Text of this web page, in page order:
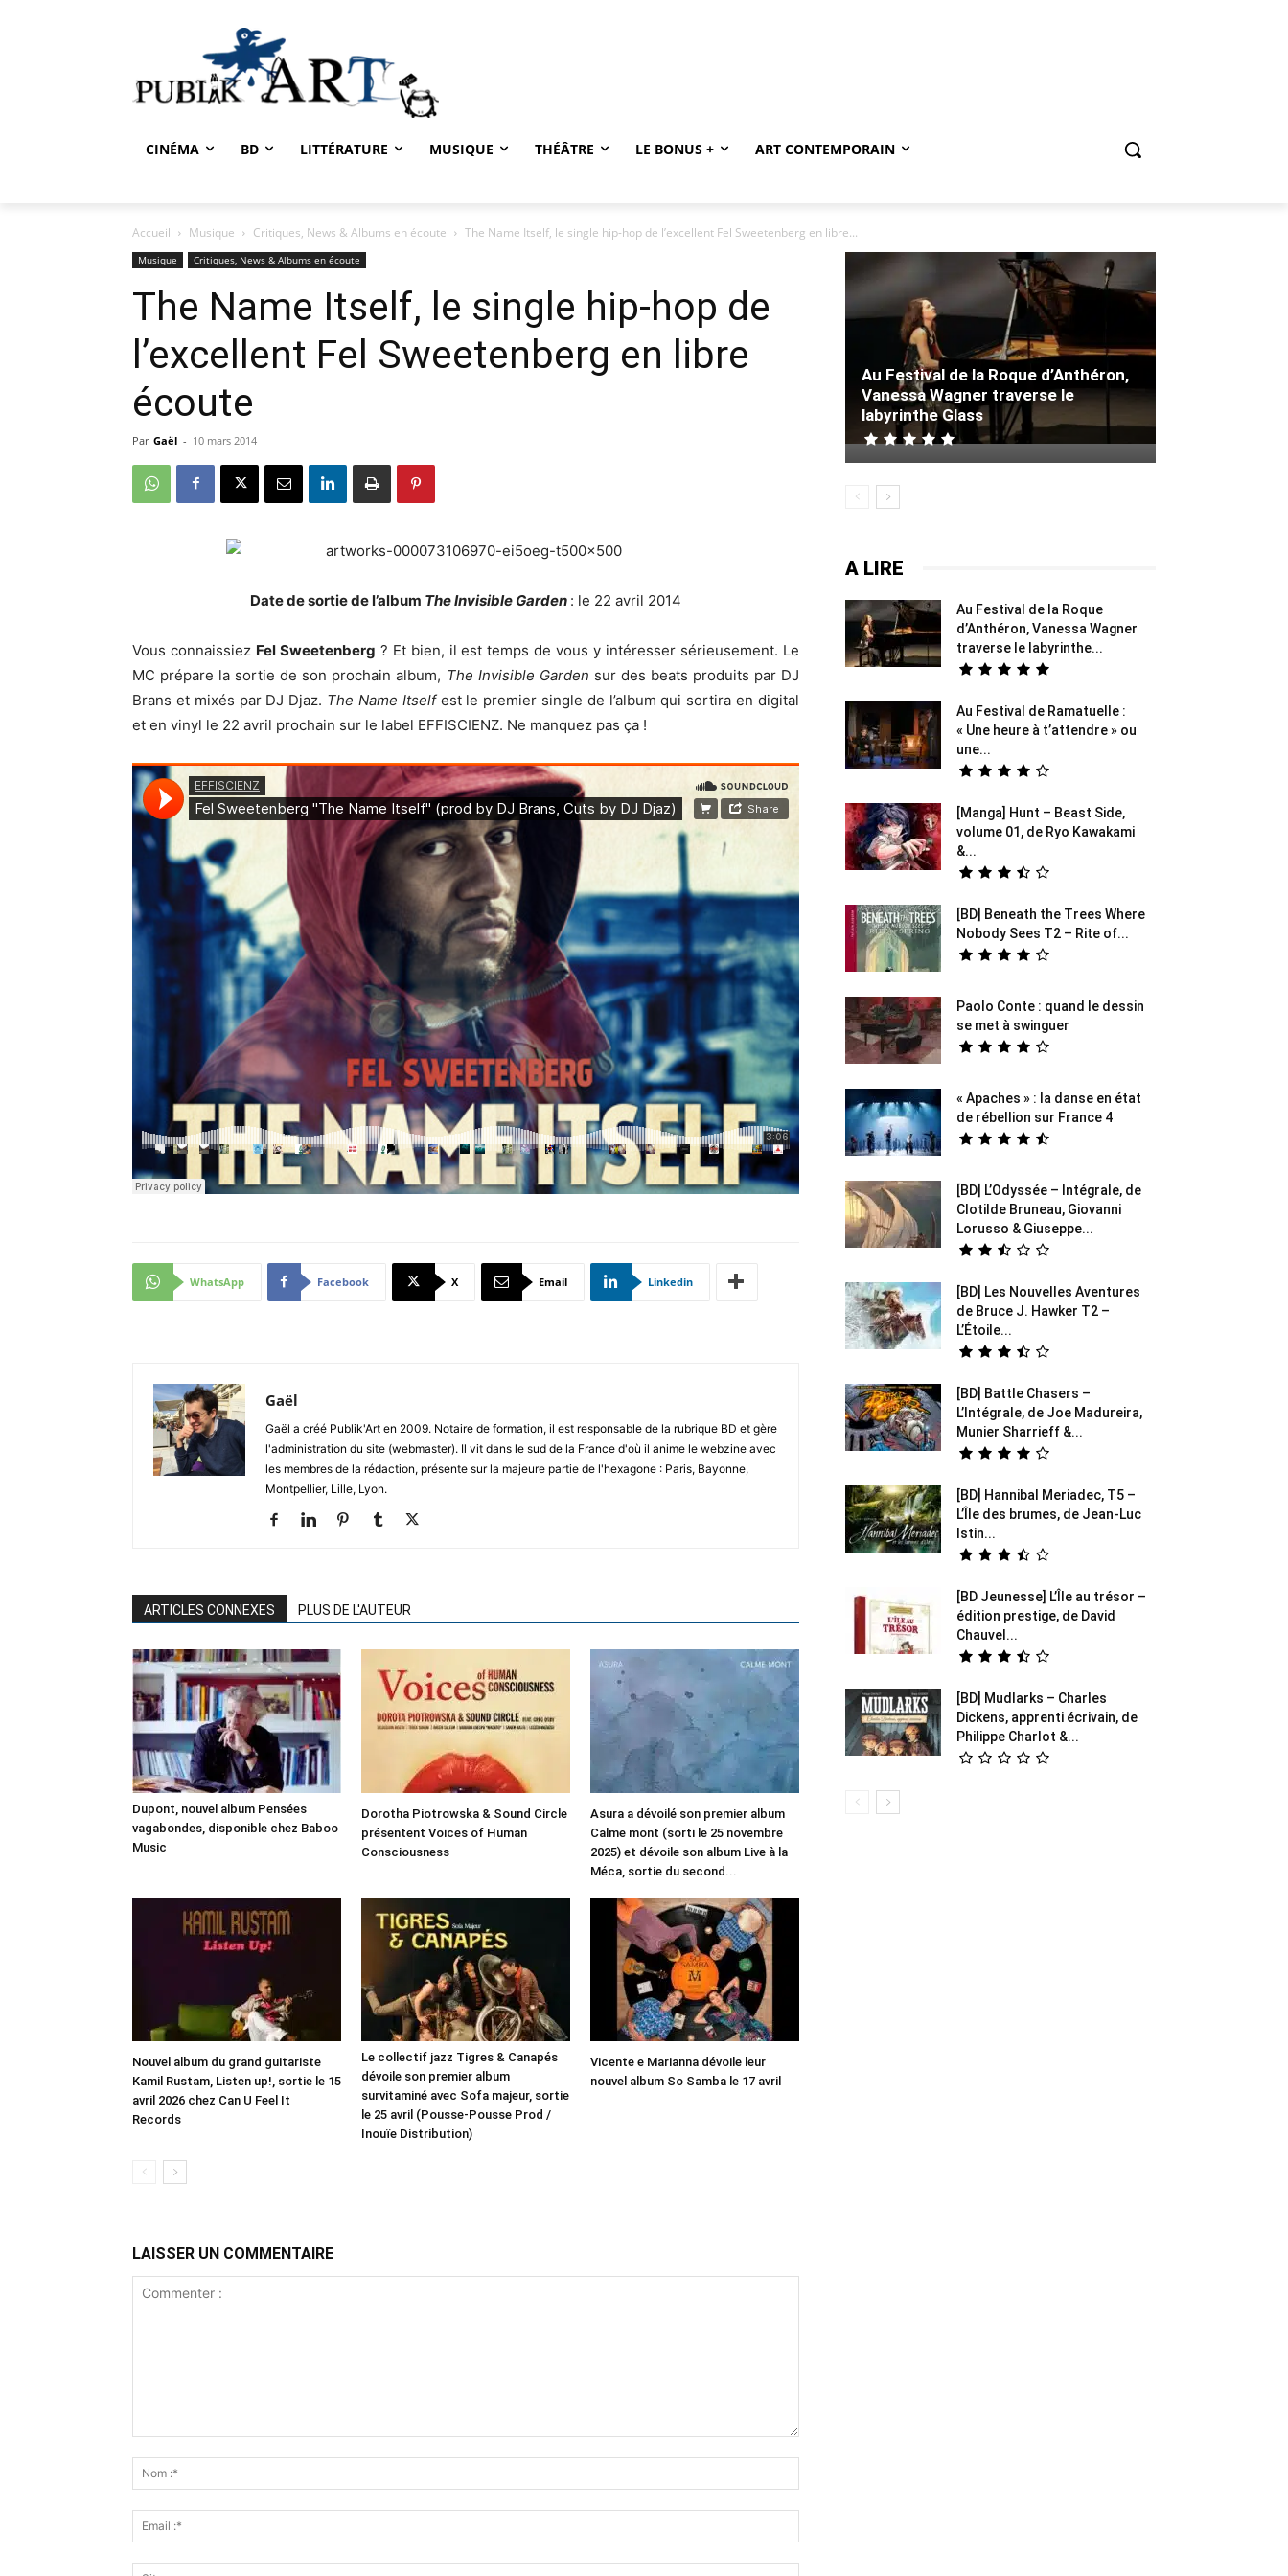
CINÉMA BD LITTÉRATURE MUSIQUE THÉÂTRE LE BONUS + ART CONTEMPORAIN
Accueil Musique Critiques, News & Albums en écoute The Name Itself, le single hip-hop de l’excellent Fel Sweetenberg en libre...
Musique Critiques, News & Albums en écoute
The Name Itself, le single hip-hop de
l’excellent Fel Sweetenberg en libre
écoute
Par Gaël - 10 mars 2014
Date de sortie de l’album The Invisible Garden : le 22 avril 2014
Vous connaissiez Fel Sweetenberg ? Et bien, il est temps de vous y intéresser sérieusement. Le
MC prépare la sortie de son prochain album, The Invisible Garden sur des beats produits par DJ
Brans et mixés par DJ Djaz. The Name Itself est le premier single de l’album qui sortira en digital
et en vinyl le 22 avril prochain sur le label EFFISCIENZ. Ne manquez pas ça !
WhatsApp Facebook X Email Linkedin
Gaël
Gaël a créé Publik'Art en 2009. Notaire de formation, il est responsable de la rubrique BD et gère
l'administration du site (webmaster). Il vit dans le sud de la France d'où il anime le webzine avec
les membres de la rédaction, présente sur la majeure partie de l'hexagone : Paris, Bayonne,
Montpellier, Lille, Lyon.
ARTICLES CONNEXES PLUS DE L'AUTEUR
Dupont, nouvel album Pensées
vagabondes, disponible chez Baboo
Music
Dorotha Piotrowska & Sound Circle
présentent Voices of Human
Consciousness
Asura a dévoilé son premier album
Calme mont (sorti le 25 novembre
2025) et dévoile son album Live à la
Méca, sortie du second...
Nouvel album du grand guitariste
Kamil Rustam, Listen up!, sortie le 15
avril 2026 chez Can U Feel It
Records
Le collectif jazz Tigres & Canapés
dévoile son premier album
survitaminé avec Sofa majeur, sortie
le 25 avril (Pousse-Pousse Prod /
Inouïe Distribution)
Vicente e Marianna dévoile leur
nouvel album So Samba le 17 avril
LAISSER UN COMMENTAIRE
Au Festival de la Roque d’Anthéron,
Vanessa Wagner traverse le
labyrinthe Glass
A LIRE
Au Festival de la Roque
d’Anthéron, Vanessa Wagner
traverse le labyrinthe...
Au Festival de Ramatuelle :
« Une heure à t’attendre » ou
une...
[Manga] Hunt – Beast Side,
volume 01, de Ryo Kawakami
&...
[BD] Beneath the Trees Where
Nobody Sees T2 – Rite of...
Paolo Conte : quand le dessin
se met à swinguer
« Apaches » : la danse en état
de rébellion sur France 4
[BD] L’Odyssée – Intégrale, de
Clotilde Bruneau, Giovanni
Lorusso & Giuseppe...
[BD] Les Nouvelles Aventures
de Bruce J. Hawker T2 –
L’Étoile...
[BD] Battle Chasers –
L’Intégrale, de Joe Madureira,
Munier Sharrieff &...
[BD] Hannibal Meriadec, T5 –
L’Île des brumes, de Jean-Luc
Istin...
[BD Jeunesse] L’Île au trésor –
édition prestige, de David
Chauvel...
[BD] Mudlarks – Charles
Dickens, apprenti écrivain, de
Philippe Charlot &...